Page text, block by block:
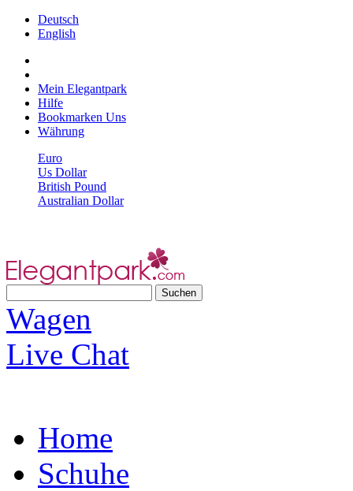
Deutsch
English
Mein Elegantpark
Hilfe
Bookmarken Uns
Währung
Euro
Us Dollar
British Pound
Australian Dollar
Wagen
Live Chat
Home
Schuhe